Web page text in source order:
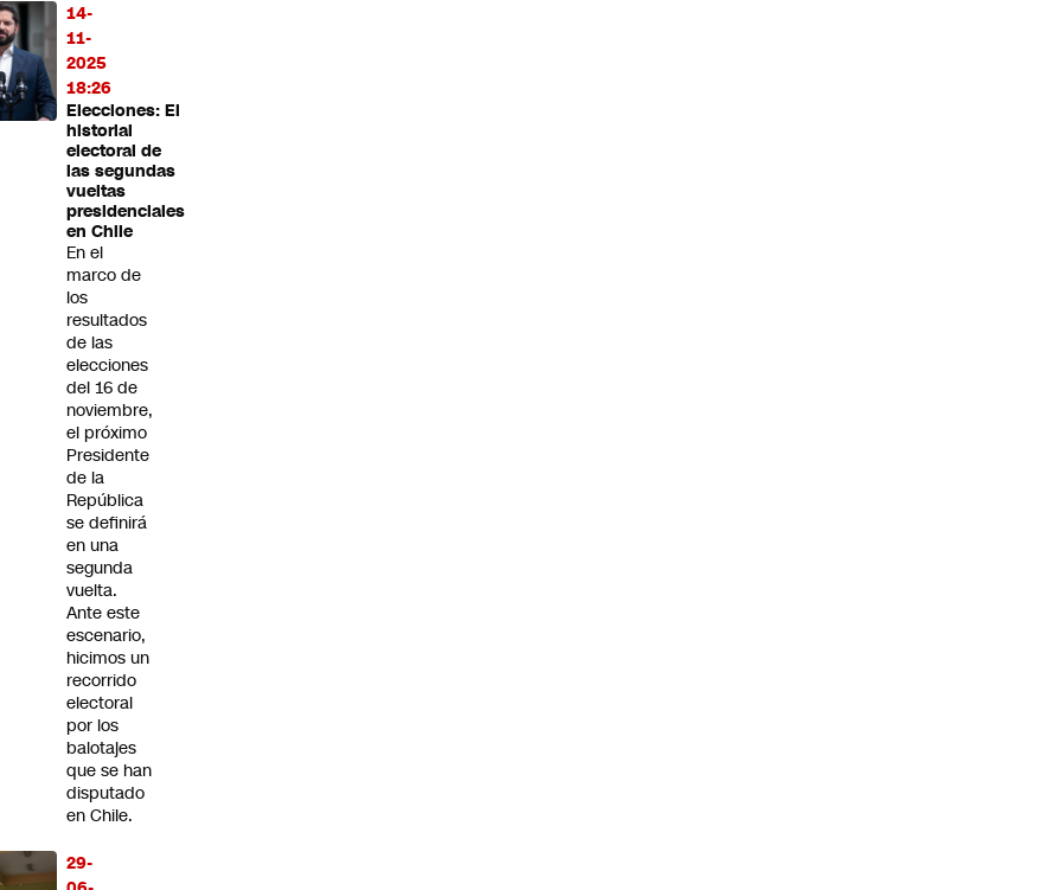
14-
11-
2025
18:26
Elecciones: El
historial
electoral de
las segundas
vueltas
presidenciales
en Chile
En el
marco de
los
resultados
de las
elecciones
del 16 de
noviembre,
el próximo
Presidente
de la
República
se definirá
en una
segunda
vuelta.
Ante este
escenario,
hicimos un
recorrido
electoral
por los
balotajes
que se han
disputado
en Chile.
29-